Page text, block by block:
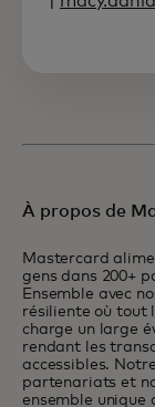
À propos de
Mastercard
gens dans 200+
Ensemble avec
résiliente où tout
charge un large
rendant les
accessibles.
partenariats et
ensemble unique